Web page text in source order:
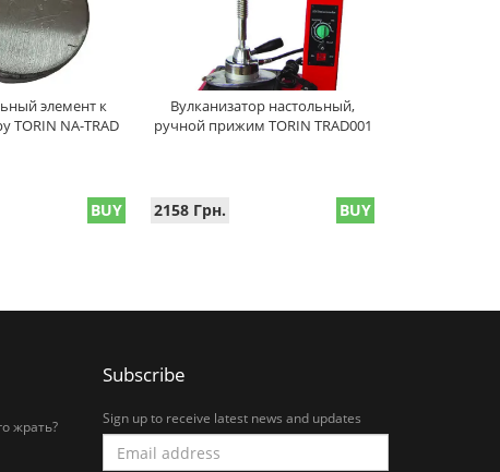
элемент к
TORIN NA-TRAD
BUY
Вулканизатор настольный,
ручной прижим TORIN TRAD001
2158 Грн. BUY
жрать?
Subscribe
Sign up to receive latest news and updates